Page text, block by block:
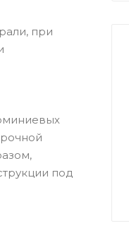
при
под